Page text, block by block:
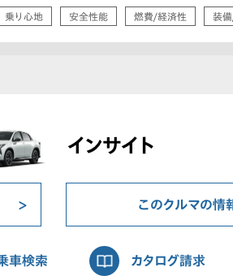
乗り心地 安全性能 燃費/経済性 装備
インサイト
このクルマの情
車検索 カタログ請求